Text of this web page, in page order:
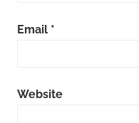
Email *
Website